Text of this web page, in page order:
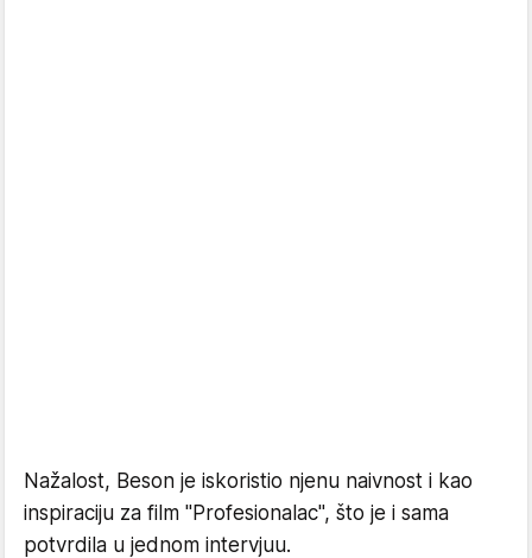
Nažalost, Beson je iskoristio njenu naivnost i kao
inspiraciju za film "Profesionalac", što je i sama
potvrdila u jednom intervjuu.